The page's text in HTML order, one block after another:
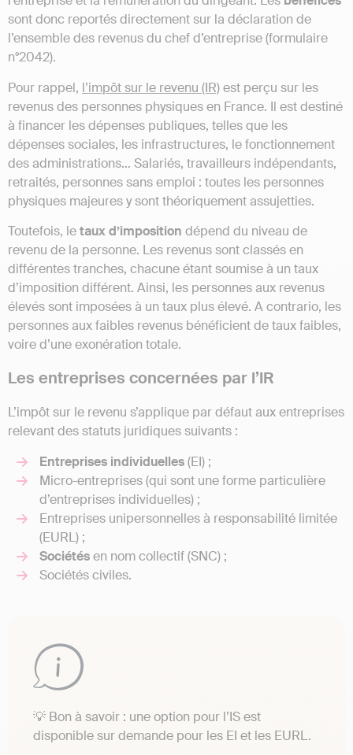
sont donc reportés directement sur la déclaration de
l’ensemble des revenus du chef d’entreprise (formulaire
n°2042).
Pour rappel, l’impôt sur le revenu (IR)est perçu sur les
revenus des personnes physiques en France. Il est destiné
à financer les dépenses publiques, telles que les
dépenses sociales, les infrastructures, le fonctionnement
des administrations… Salariés, travailleurs indépendants,
retraités, personnes sans emploi : toutes les personnes
physiques majeures y sont théoriquement assujetties.
Toutefois, letaux d’imposition dépend du niveau de
revenu de la personne. Les revenus sont classés en
différentes tranches, chacune étant soumise à un taux
d’imposition différent. Ainsi, les personnes aux revenus
élevés sont imposées à un taux plus élevé. A contrario, les
personnes aux faibles revenus bénéficient de taux faibles,
voire d’une exonération totale.
Les entreprises concernées par l’IR
L’impôt sur le revenu s’applique par défaut aux entreprises
relevant des statuts juridiques suivants :
Entreprises individuelles(EI) ;
Micro-entreprises (qui sont une forme particulière
d’entreprises individuelles) ;
Entreprises unipersonnelles à responsabilité limitée
(EURL) ;
Sociétésen nom collectif (SNC) ;
Sociétés civiles.
💡 Bon à savoir : une option pour l’IS est
disponible sur demande pour les EI et les EURL.